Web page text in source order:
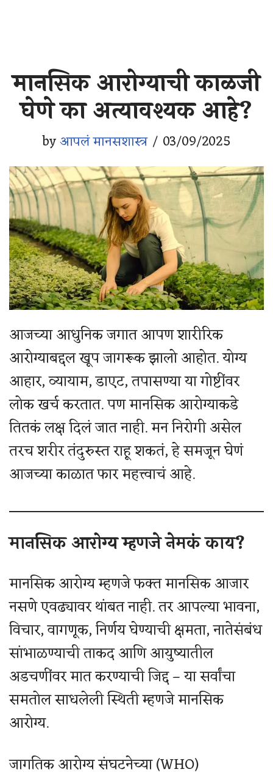
मानसिक आरोग्याची काळजी
घेणे का अत्यावश्यक आहे?
byआपलं मानसशास्त्र 03/09/2025
आजच्या आधुनिक जगात आपण शारीरिक
आरोग्याबद्दल खूप जागरूक झालो आहोत. योग्य
आहार, व्यायाम, डाएट, तपासण्या या गोष्टींवर
लोक खर्च करतात. पण मानसिक आरोग्याकडे
तितकं लक्ष दिलं जात नाही. मन निरोगी असेल
तरच शरीर तंदुरुस्त राहू शकतं, हे समजून घेणं
आजच्या काळात फार महत्त्वाचं आहे.
मानसिक आरोग्य म्हणजे नेमकं काय?
मानसिक आरोग्य म्हणजे फक्त मानसिक आजार
नसणे एवढ्यावर थांबत नाही. तर आपल्या भावना,
विचार, वागणूक, निर्णय घेण्याची क्षमता, नातेसंबंध
सांभाळण्याची ताकद आणि आयुष्यातील
अडचणींवर मात करण्याची जिद्द – या सर्वांचा
समतोल साधलेली स्थिती म्हणजे मानसिक
आरोग्य.
जागतिक आरोग्य संघटनेच्या (WHO)